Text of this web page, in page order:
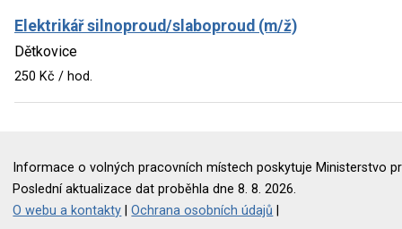
Elektrikář silnoproud/slaboproud (m/ž)
Dětkovice
250 Kč / hod.
Informace o volných pracovních místech poskytuje Ministerstvo
Poslední aktualizace dat proběhla dne 8. 8. 2026.
O webu a kontakty |Ochrana osobních údajů